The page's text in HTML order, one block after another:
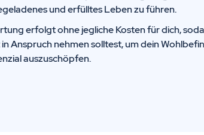
und erfülltes Leben zu führen.
erfolgt ohne jegliche Kosten für dich,
Anspruch nehmen solltest, um dein
auszuschöpfen.